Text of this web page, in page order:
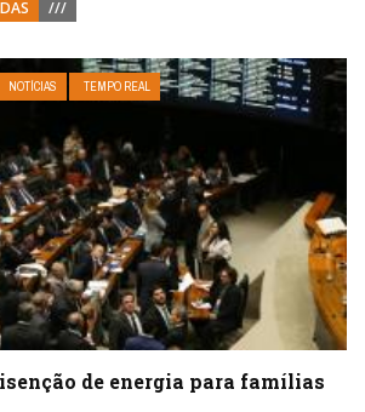
///
NOTÍCIAS TEMPO REAL
de energia para famílias